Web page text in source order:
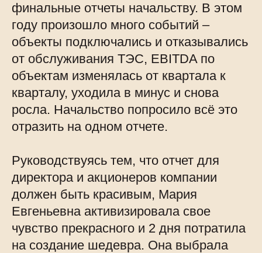
финальные отчеты начальству. В этом
году произошло много событий –
объекты подключались и отказывались
от обслуживания ТЭС, EBITDA по
объектам изменялась от квартала к
кварталу, уходила в минус и снова
росла. Начальство попросило всё это
отразить на одном отчете.
Руководствуясь тем, что отчет для
директора и акционеров компании
должен быть красивым, Мария
Евгеньевна активизировала свое
чувство прекрасного и 2 дня потратила
на создание шедевра. Она выбрала